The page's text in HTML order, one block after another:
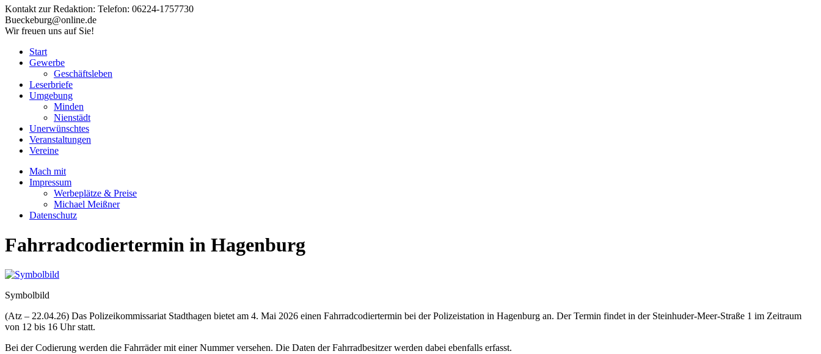
Kontakt zur Redaktion: Telefon: 06224-1757730
Bueckeburg@online.de
Wir freuen uns auf Sie!
Start
Gewerbe
Geschäftsleben
Leserbriefe
Umgebung
Minden
Nienstädt
Unerwünschtes
Veranstaltungen
Vereine
Mach mit
Impressum
Werbeplätze & Preise
Michael Meißner
Datenschutz
Fahrradcodiertermin in Hagenburg
Symbolbild
(Atz – 22.04.26) Das Polizeikommissariat Stadthagen bietet am 4. Mai 2026 einen Fahrradcodiertermin bei der Polizeistation in Hagenburg an. Der Termin findet in der Steinhuder-Meer-Straße 1 im Zeitraum
von 12 bis 16 Uhr statt.
Bei der Codierung werden die Fahrräder mit einer Nummer versehen. Die Daten der Fahrradbesitzer werden dabei ebenfalls erfasst.